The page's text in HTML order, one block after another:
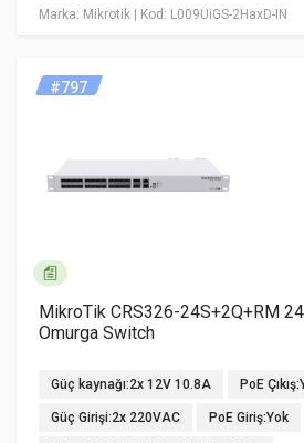
Marka: Mikrotik | Kod: L009UiGS-2HaxD-IN
#797
MikroTik CRS326-24S+2Q+RM
Omurga Switch
Güç kaynağı:2x 12V 10.8A PoE
Güç Girişi:2x 220VAC PoE Giriş:Yok